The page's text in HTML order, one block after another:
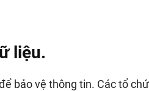
liệu.
bảo vệ thông tin. Các tổ